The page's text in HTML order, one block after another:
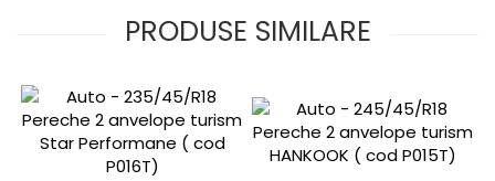
PRODUSE SIMILARE